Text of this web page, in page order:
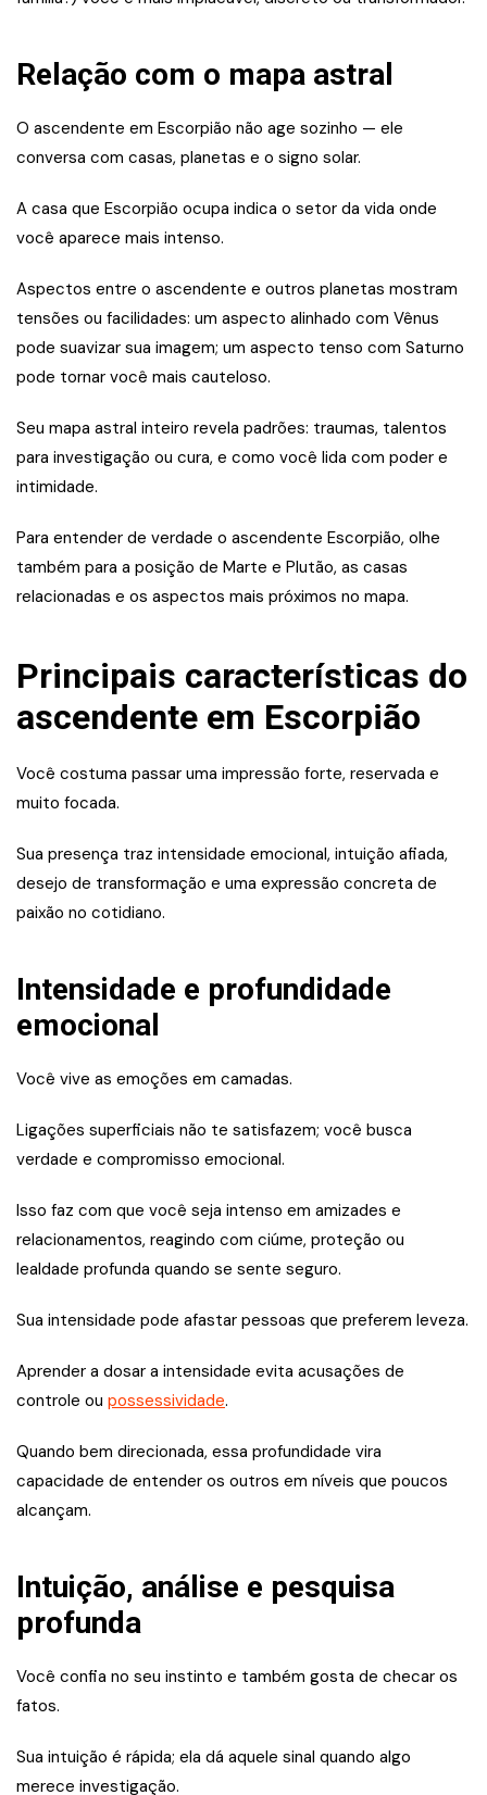
Relação com o mapa astral
O ascendente em Escorpião não age sozinho — ele
conversa com casas, planetas e o signo solar.
A casa que Escorpião ocupa indica o setor da vida onde
você aparece mais intenso.
Aspectos entre o ascendente e outros planetas mostram
tensões ou facilidades: um aspecto alinhado com Vênus
pode suavizar sua imagem; um aspecto tenso com Saturno
pode tornar você mais cauteloso.
Seu mapa astral inteiro revela padrões: traumas, talentos
para investigação ou cura, e como você lida com poder e
intimidade.
Para entender de verdade o ascendente Escorpião, olhe
também para a posição de Marte e Plutão, as casas
relacionadas e os aspectos mais próximos no mapa.
Principais características do
ascendente em Escorpião
Você costuma passar uma impressão forte, reservada e
muito focada.
Sua presença traz intensidade emocional, intuição afiada,
desejo de transformação e uma expressão concreta de
paixão no cotidiano.
Intensidade e profundidade
emocional
Você vive as emoções em camadas.
Ligações superficiais não te satisfazem; você busca
verdade e compromisso emocional.
Isso faz com que você seja intenso em amizades e
relacionamentos, reagindo com ciúme, proteção ou
lealdade profunda quando se sente seguro.
Sua intensidade pode afastar pessoas que preferem leveza.
Aprender a dosar a intensidade evita acusações de
controle ou possessividade.
Quando bem direcionada, essa profundidade vira
capacidade de entender os outros em níveis que poucos
alcançam.
Intuição, análise e pesquisa
profunda
Você confia no seu instinto e também gosta de checar os
fatos.
Sua intuição é rápida; ela dá aquele sinal quando algo
merece investigação.